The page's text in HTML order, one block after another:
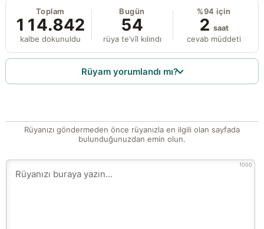
Toplam
114.842
kalbe dokunuldu
Bugün
54
rüya te’vîl kılındı
%94 için
2 saat
cevab müddeti
Rüyam yorumlandı mı?
Rüyanızı göndermeden önce rüyanızla en ilgili olan sayfada
bulunduğunuzdan emin olun.
1000